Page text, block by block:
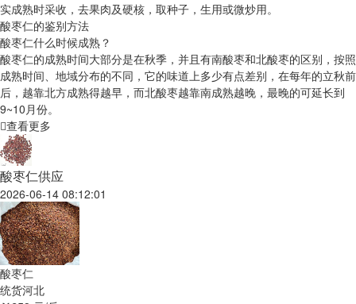
实成熟时采收，去果肉及硬核，取种子，生用或微炒用。
酸枣仁的鉴别方法
酸枣仁什么时候成熟？
酸枣仁的成熟时间大部分是在秋季，并且有南酸枣和北酸枣的区别，按照
成熟时间、地域分布的不同，它的味道上多少有点差别，在每年的立秋前
后，越靠北方成熟得越早，而北酸枣越靠南成熟越晚，最晚的可延长到
9~10月份。
查看更多
酸枣仁供应
2026-06-14 08:12:01
酸枣仁
统货河北